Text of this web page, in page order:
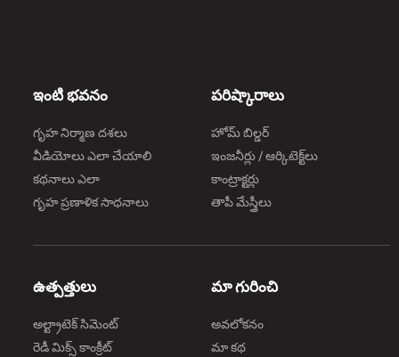
ఇంటి భవనం
గృహ నిర్మాణ దశలు
వీడియోలు ఎలా చేయాలి
కథనాలు ఎలా
గృహ ప్రణాళిక సాధనాలు
పరిష్కారాలు
హోమ్ బిల్డర్
ఇంజనీర్లు / ఆర్కిటెక్ట్‌లు
కాంట్రాక్టర్లు
తాపీ మేస్త్రీలు
ఉత్పత్తులు
అల్ట్రాటెక్ సిమెంట్
రెడీ మిక్స్ కాంక్రీట్
మా గురించి
అవలోకనం
మా కథ